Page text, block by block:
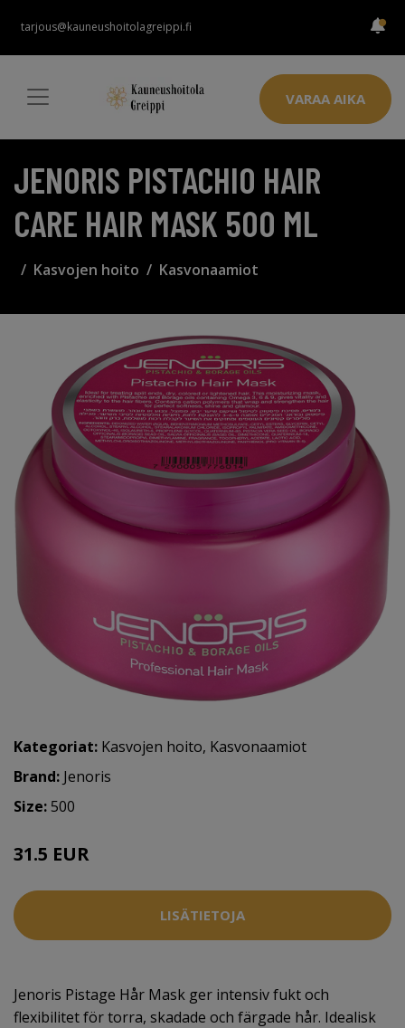
tarjous@kauneushoitolagreippi.fi
VARAA AIKA
JENORIS PISTACHIO HAIR
CARE HAIR MASK 500 ML
Kasvojen hoito Kasvonaamiot
Kategoriat: Kasvojen hoito, Kasvonaamiot
Brand: Jenoris
Size:500
31.5 EUR
LISÄTIETOJA
Jenoris Pistage Hår Mask ger intensiv fukt och
flexibilitet för torra, skadade och färgade hår. Idealisk